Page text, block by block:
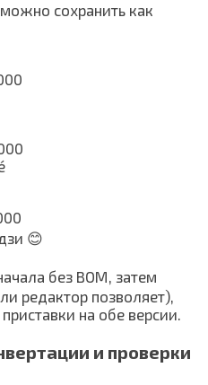
сохранить как
😊
без BOM, затем
редактор позволяет),
на обе версии.
и проверки